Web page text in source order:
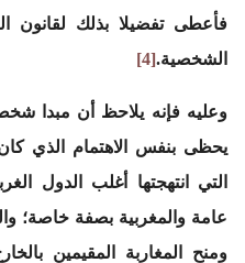
فأعطى تفضيلا بذلك لقانون
الشخصية.[4]
وعليه فإنه يلاحظ أن مبدا
يحظى بنفس الاهتمام الذي
التي انتهجتها أغلب الدول
عامة والمغربية بصفة خاصة؛
ومنح المغاربة المقيمين